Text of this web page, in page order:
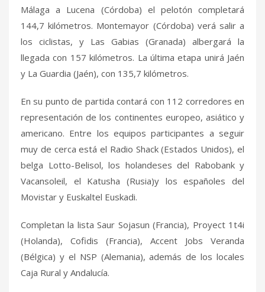
Málaga a Lucena (Córdoba) el pelotón completará
144,7 kilómetros. Montemayor (Córdoba) verá salir a
los ciclistas, y Las Gabias (Granada) albergará la
llegada con 157 kilómetros. La última etapa unirá Jaén
y La Guardia (Jaén), con 135,7 kilómetros.
En su punto de partida contará con 112 corredores en
representación de los continentes europeo, asiático y
americano. Entre los equipos participantes a seguir
muy de cerca está el Radio Shack (Estados Unidos), el
belga Lotto-Belisol, los holandeses del Rabobank y
Vacansoleil, el Katusha (Rusia)y los españoles del
Movistar y Euskaltel Euskadi.
Completan la lista Saur Sojasun (Francia), Proyect 1t4i
(Holanda), Cofidis (Francia), Accent Jobs Veranda
(Bélgica) y el NSP (Alemania), además de los locales
Caja Rural y Andalucía.